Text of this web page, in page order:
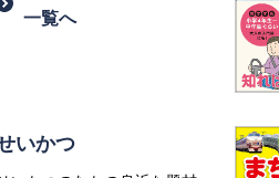
一覧へ
いかつ